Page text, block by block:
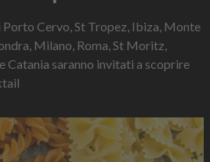
Cervo, St Tropez, Ibiza, Monte
Milano, Roma, St Moritz,
Catania saranno invitati a scoprire